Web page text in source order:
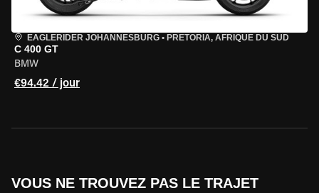
EAGLERIDER JOHANNESBURG • PRETORIA, AFRIQUE DU SUD
C 400 GT
BMW
€94.42 / jour
VOUS NE TROUVEZ PAS LE TRAJET